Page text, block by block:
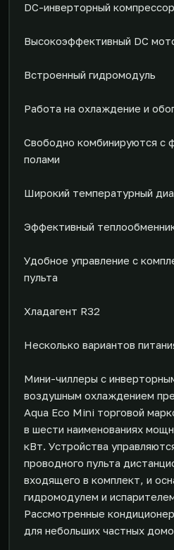
DC-инверторный компрессор
Высокоэффективный DC
Встроенный гидромодуль
Работа на охлаждение и
Свободно комбинируются с
полами
Широкий температурный
Эффективный
Удобное управление с
пульта
Хладагент R32
Несколько вариантов
Мини-чиллеры с
воздушным охлаждением
Aqua Eco Mini торговой
в шести наименованиях
кВт. Устройства
проводного пульта
входящего в комплект, и
гидромодулем и
Рассмотренные
для небольших частных